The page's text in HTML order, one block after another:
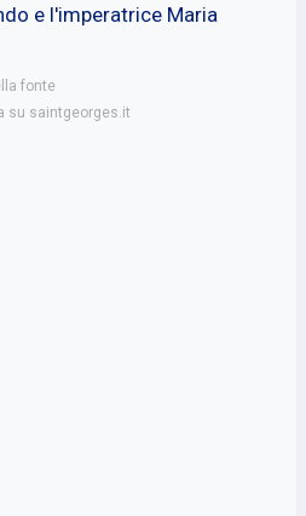
e l'imperatrice Maria
fonte
su saintgeorges.it